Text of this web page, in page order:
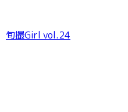
旬撮Girl vol.24